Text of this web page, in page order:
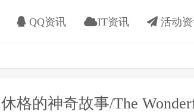
QQ资讯 IT资讯 活动
格的神奇故事/The